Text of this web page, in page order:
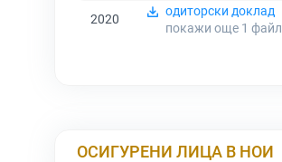
2020
одиторски доклад
покажи още 1 файл
ОСИГУРЕНИ ЛИЦА В НОИ